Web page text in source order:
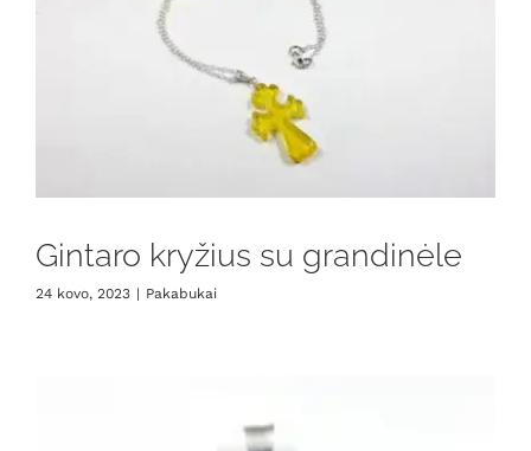
Gintaro kryžius su grandinėle
24 kovo, 2023 | Pakabukai